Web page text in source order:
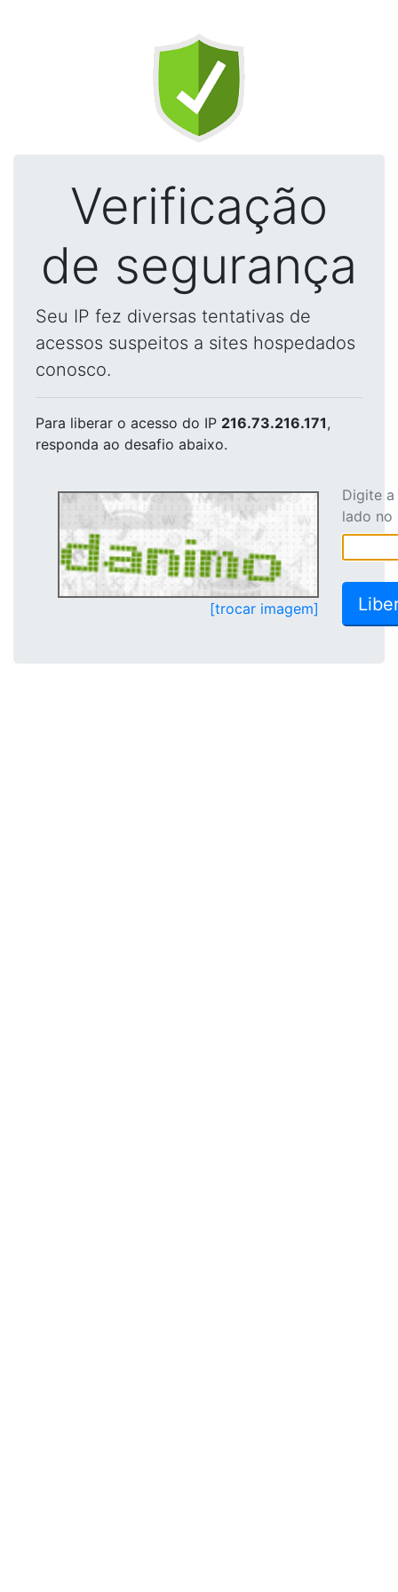
Verificação
de segurança
Seu IP fez diversas tentativas de
acessos suspeitos a sites hospedados
conosco.
Para liberar o acesso do IP 216.73.216.171,
responda ao desafio abaixo.
[trocar imagem]
Digite
lado no